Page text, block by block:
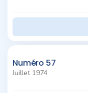
Numéro 57
Juillet 1974